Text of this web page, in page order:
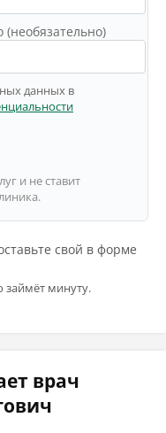
(необязательно)
данных в
и не ставит
свой в форме
займёт минуту.
врач